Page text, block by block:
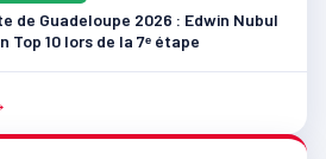
de Guadeloupe 2026 : Edwin Nubul
Top 10 lors de la 7ᵉ étape